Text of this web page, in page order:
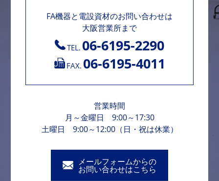
FA機器と電設資材のお問い合わせは
大阪営業所まで
TEL. 06-6195-2290
FAX. 06-6195-4011
営業時間
月～金曜日 9:00～17:30
土曜日 9:00～12:00（日・祝は休業）
メールフォームからの
お問い合わせはこちら